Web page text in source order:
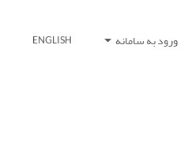
ورود به سامانه ENGLISH